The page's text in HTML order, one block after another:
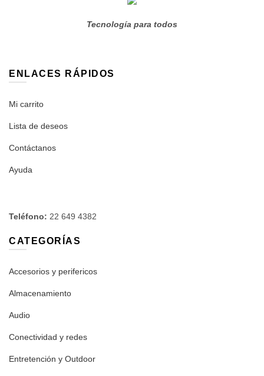
Tecnología para todos
ENLACES RÁPIDOS
Mi carrito
Lista de deseos
Contáctanos
Ayuda
Teléfono: 22 649 4382
CATEGORÍAS
Accesorios y perifericos
Almacenamiento
Audio
Conectividad y redes
Entretención y Outdoor